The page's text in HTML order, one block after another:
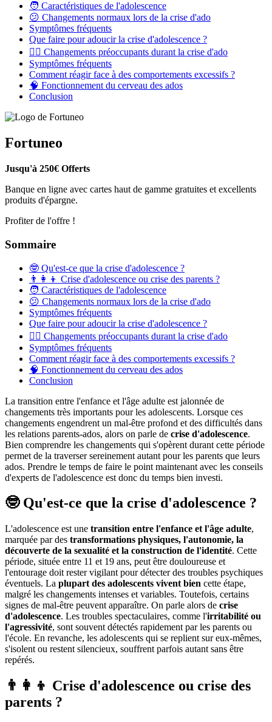
🧑 Caractéristiques de l'adolescence
😕 Changements normaux lors de la crise d'ado
Symptômes fréquents
Que faire pour adoucir la crise d'adolescence ?
😵‍💫 Changements préoccupants durant la crise d'ado
Symptômes fréquents
Comment réagir face à des comportements excessifs ?
🧠 Fonctionnement du cerveau des ados
Conclusion
Fortuneo
Jusqu'à 250€ Offerts
Banque en ligne avec cartes haut de gamme gratuites et excellents
produits d'épargne.
Profiter de l'offre !
Sommaire
🤓 Qu'est-ce que la crise d'adolescence ?
👨‍👩‍👦 Crise d'adolescence ou crise des parents ?
🧑 Caractéristiques de l'adolescence
😕 Changements normaux lors de la crise d'ado
Symptômes fréquents
Que faire pour adoucir la crise d'adolescence ?
😵‍💫 Changements préoccupants durant la crise d'ado
Symptômes fréquents
Comment réagir face à des comportements excessifs ?
🧠 Fonctionnement du cerveau des ados
Conclusion
La transition entre l'enfance et l'âge adulte est jalonnée de
changements très importants pour les adolescents. Lorsque ces
changements engendrent un mal-être profond et des difficultés dans
les relations parents-ados, alors on parle de crise d'adolescence.
Bien comprendre les changements qui s'opèrent durant cette période
permet de la traverser sereinement autant pour les parents que leurs
ados. Prendre le temps de faire le point maintenant avec les conseils
d'experts de l'adolescence est donc du temps bien investi.
🤓 Qu'est-ce que la crise d'adolescence ?
L'adolescence est une transition entre l'enfance et l'âge adulte,
marquée par des transformations physiques, l'autonomie, la
découverte de la sexualité et la construction de l'identité. Cette
période, située entre 11 et 19 ans, peut être douloureuse et
l'entourage doit rester vigilant pour détecter des troubles psychiques
éventuels. La plupart des adolescents vivent bien cette étape,
malgré les changements intenses et variables. Toutefois, certains
signes de mal-être peuvent apparaître. On parle alors de crise
d'adolescence. Les troubles spectaculaires, comme l'irritabilité ou
l'agressivité, sont souvent détectés rapidement par les parents ou
l'école. En revanche, les adolescents qui se replient sur eux-mêmes,
s'isolent ou restent silencieux, souffrent parfois autant sans être
repérés.
👨‍👩‍👦 Crise d'adolescence ou crise des
parents ?